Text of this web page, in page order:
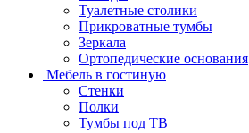
Туалетные столики
Прикроватные тумбы
Зеркала
Ортопедические основания
Мебель в гостиную
Стенки
Полки
Тумбы под ТВ